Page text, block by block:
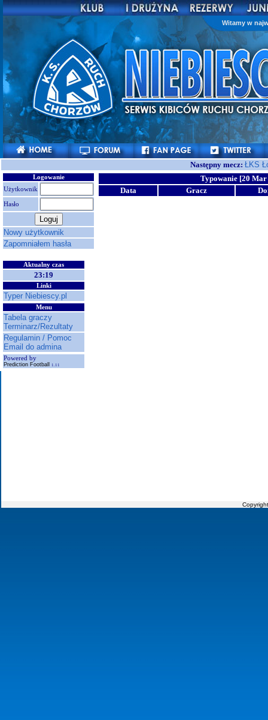
Witamy w
Następny mecz: ŁKS
Logowanie
Użytkownik
Hasło
Nowy użytkownik
Zapomniałem hasła
Aktualny czas
23:19
Linki
Typer Niebiescy.pl
Menu
Tabela graczy
Terminarz/Rezultaty
Regulamin / Pomoc
Email do admina
Powered by
Prediction Football 1.11
Typowanie [20 Mar
Data
Gracz